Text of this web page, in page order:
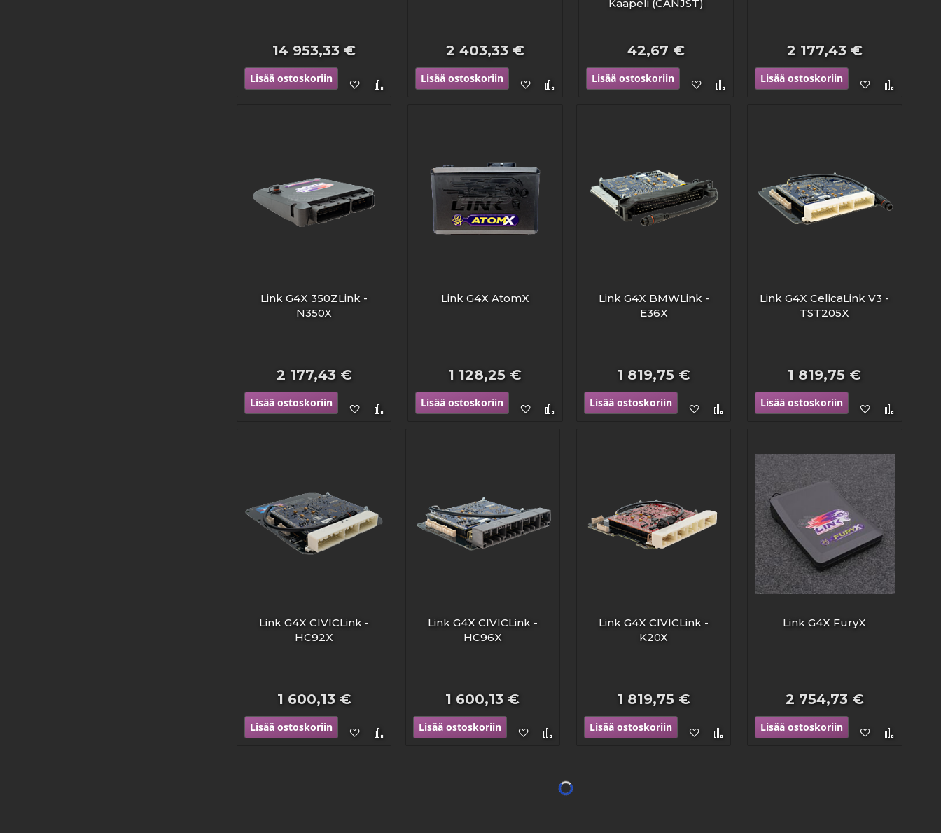
14 953,33 €
Lisää ostoskoriin
Lisää
2 403,33 €
Lisää ostoskoriin
Lisää
Kaapeli (CANJST)
42,67 €
Lisää ostoskoriin
Lisää
2 177,43 €
Lisää ostoskoriin
Lisää
Link G4X 350ZLink -
N350X
2 177,43 €
Lisää ostoskoriin
Lisää
Link G4X AtomX
1 128,25 €
Lisää ostoskoriin
Lisää
Link G4X BMWLink -
E36X
1 819,75 €
Lisää ostoskoriin
Lisää
Link G4X CelicaLink V3 -
TST205X
1 819,75 €
Lisää ostoskoriin
Lisää
Link G4X CIVICLink -
HC92X
1 600,13 €
Lisää ostoskoriin
Lisää
Link G4X CIVICLink -
HC96X
1 600,13 €
Lisää ostoskoriin
Lisää
Link G4X CIVICLink -
K20X
1 819,75 €
Lisää ostoskoriin
Lisää
Link G4X FuryX
2 754,73 €
Lisää ostoskoriin
Lisää